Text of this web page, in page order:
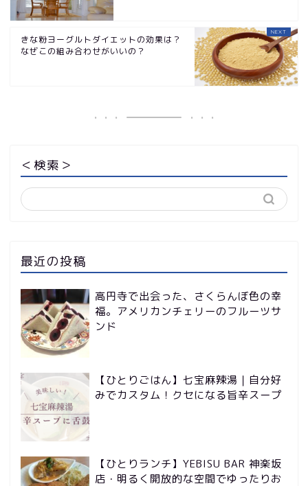
きな粉ヨーグルトダイエットの効果は？
なぜこの組み合わせがいいの？
＜検索＞
最近の投稿
高円寺で出会った、さくらんぼ色の幸
福。アメリカンチェリーのフルーツサ
ンド
【ひとりごはん】七宝麻辣湯｜自分好
みでカスタム！クセになる旨辛スープ
【ひとりランチ】YEBISU BAR 神楽坂
店・明るく開放的な空間でゆったりお